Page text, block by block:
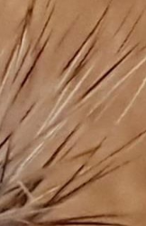
1 / Au Fil De L'eau
Fermeture du réservoir